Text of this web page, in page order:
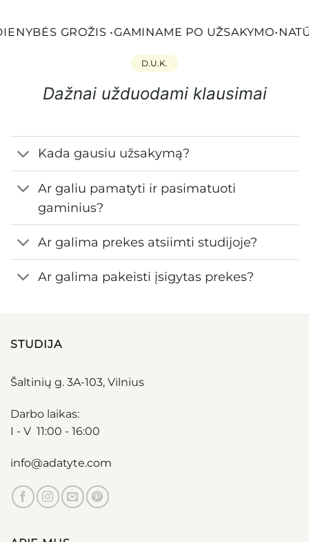
GROŽIS• GAMINAME PO UŽSAKYMO•
D.U.K.
Dažnai užduodami klausimai
Kada gausiu užsakymą?
Ar galiu pamatyti ir pasimatuoti
gaminius?
Ar galima prekes atsiimti studijoje?
Ar galima pakeisti įsigytas prekes?
STUDIJA
Šaltinių g. 3A-103, Vilnius
Darbo laikas:
I - V 11:00 - 16:00
info@adatyte.com